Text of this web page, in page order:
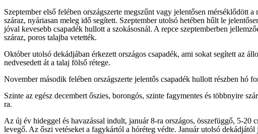
Szeptember első felében országszerte megszűnt vagy jelentősen mérséklődött
száraz, nyáriasan meleg idő segített. Szeptember utolsó hetében hűlt le
jóval kevesebb csapadék hullott a szokásosnál. A repce szeptemberben
száraz, poros talajba vetették.
Október utolsó dekádjában érkezett országos csapadék, ami sokat segített az
nedvesedett át a talaj fölső rétege.
November második felében országszerte jelentős csapadék hullott részben hó
Szinte az egész decembert őszies, borongós, szinte fagymentes és többnyire
ra.
Az új év hideggel és havazással indult, január 8-ra országos, összefüggő, 5-
levegő. Az őszi vetéseket a fagykártól a hóréteg védte. Január utolsó